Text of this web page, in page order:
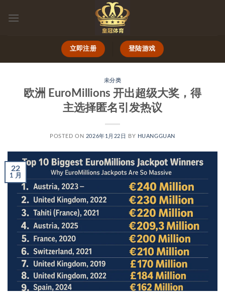
立即注册 登陆游戏
未分类
欧洲 EuroMillions 开出超级大奖，得
主选择匿名引发热议
POSTED ON 2026年1月22日 BY HUANGGUAN
22
1 月